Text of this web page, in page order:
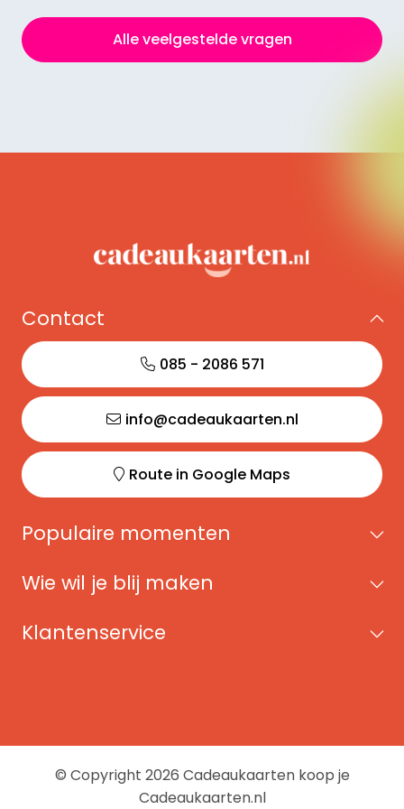
Zoek je liever een ander cadeau? Bekijk ons
dan 200 cadeaukaarten in één!
Alle veelgestelde vragen
Contact
085 - 2086 571
info@cadeaukaarten.nl
Route in Google Maps
Populaire momenten
Wie wil je blij maken
Klantenservice
© Copyright 2026 Cadeaukaarten koop je
Cadeaukaarten.nl